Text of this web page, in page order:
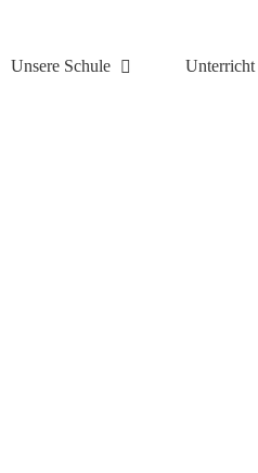
Unsere Schule Unterricht